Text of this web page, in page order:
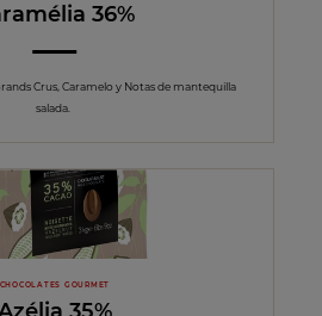
36%
Crus, Caramelo y Notas de mantequilla
salada.
CHOCOLATES GOURMET